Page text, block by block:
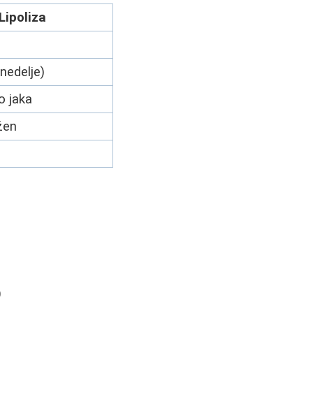
Lipoliza
jaka